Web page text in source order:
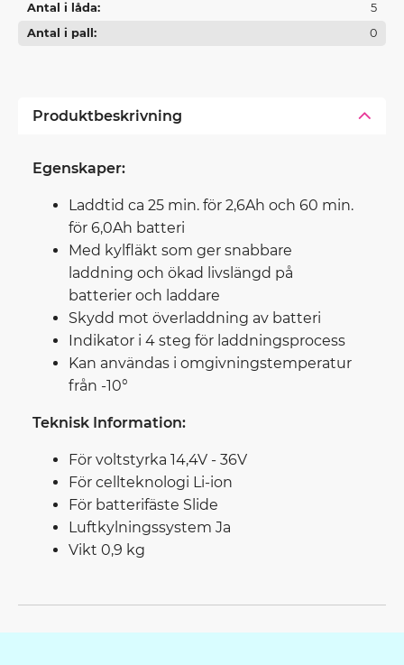
Antal i låda
5
Antal i pall
0
Produktbeskrivning
Egenskaper:
Laddtid ca 25 min. för 2,6Ah och 60 min.
för 6,0Ah batteri
Med kylfläkt som ger snabbare
laddning och ökad livslängd på
batterier och laddare
Skydd mot överladdning av batteri
Indikator i 4 steg för laddningsprocess
Kan användas i omgivningstemperatur
från -10°
Teknisk Information:
För voltstyrka 14,4V - 36V
För cellteknologi Li-ion
För batterifäste Slide
Luftkylningssystem Ja
Vikt 0,9 kg